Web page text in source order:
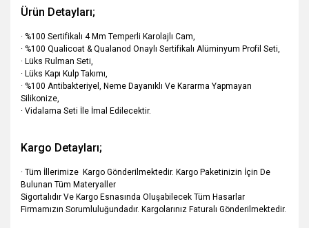
Ürün Detayları;
· %100 Sertifikalı 4 Mm Temperli Karolajlı Cam,
· %100 Qualicoat & Qualanod Onaylı Sertifikalı Alüminyum Profil Seti,
· Lüks Rulman Seti,
· Lüks Kapı Kulp Takımı,
· %100 Antibakteriyel, Neme Dayanıklı Ve Kararma Yapmayan
Silikonize,
· Vidalama Seti İle İmal Edilecektir.
Kargo Detayları;
· Tüm İllerimize Kargo Gönderilmektedir. Kargo Paketinizin İçin De
Bulunan Tüm Materyaller
Sigortalıdır Ve Kargo Esnasında Oluşabilecek Tüm Hasarlar
Firmamızın Sorumluluğundadır. Kargolarınız Faturalı Gönderilmektedir.